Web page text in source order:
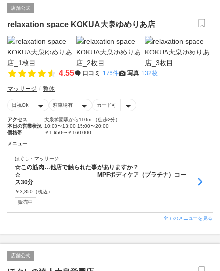
店舗公式
relaxation space KOKUA大泉ゆめりあ店
4.55 口コミ 176件 写真 132枚
マッサージ 整体
日祝OK 駐車場有 カード可
アクセス
大泉学園駅から110m （徒歩2分）
本日の営業状況 10:00〜13:00 15:00〜20:00
価格帯
￥1,650〜￥160,000
メニュー
ほぐし・マッサージ
☆この筋肉…他店で触られた事がありますか？
☆ MPFボディケア（プラチナ）コー
ス30分
￥3,850 （税込）
販売中
全てのメニューを見る
店舗公式